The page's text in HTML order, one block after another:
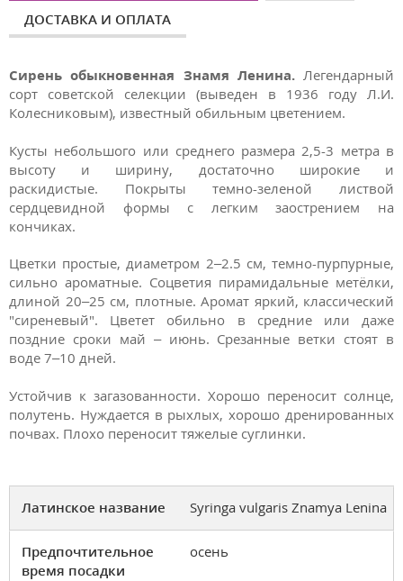
ДОСТАВКА И ОПЛАТА
Сирень обыкновенная Знамя Ленина.Легендарный
сорт советской селекции (выведен в 1936 году Л.И.
Колесниковым), известный обильным цветением.
Кусты небольшого или среднего размера 2,5-3 метра в
высоту и ширину, достаточно широкие и
раскидистые. Покрыты темно-зеленой листвой
сердцевидной формы с легким заострением на
кончиках.
Цветки простые, диаметром 2–2.5 см, темно-пурпурные,
сильно ароматные. Соцветия пирамидальные метёлки,
длиной 20–25 см, плотные. Аромат яркий, классический
"сиреневый". Цветет обильно в средние или даже
поздние сроки май – июнь. Срезанные ветки стоят в
воде 7–10 дней.
Устойчив к загазованности. Хорошо переносит солнце,
полутень. Нуждается в рыхлых, хорошо дренированных
почвах. Плохо переносит тяжелые суглинки.
Латинское название Syringa vulgaris Znamya Lenina
Предпочтительное
время посадки
осень